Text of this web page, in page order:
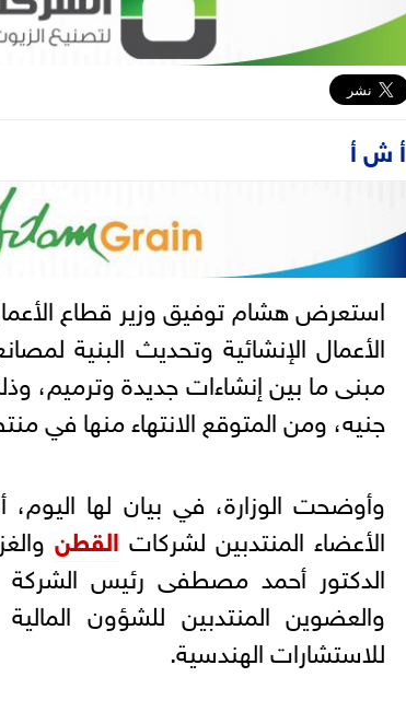
أ ش أ
استعرض هشام توفيق وزير قطاع
الأعمال الإنشائية وتحديث البنية
جنيه، ومن المتوقع الانتهاء منها في
وأوضحت الوزارة، في بيان لها
الأعضاء المنتدبين لشركات القطن
الدكتور أحمد مصطفى رئيس الشركة
والعضوين المنتدبين للشؤون
للاستشارات الهندسية.